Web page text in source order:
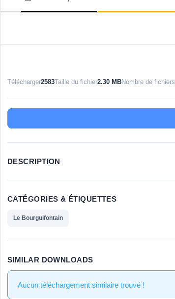
LE-
BOURG
Télécharger2583Taille du fichier2.30 MBNombre de fichiers
DESCRIPTION
CATÉGORIES & ÉTIQUETTES
Le Bourguifontain
SIMILAR DOWNLOADS
Aucun téléchargement similaire trouvé !